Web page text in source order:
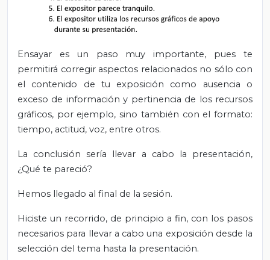
Ensayar es un paso muy importante, pues te
permitirá corregir aspectos relacionados no sólo con
el contenido de tu exposición como ausencia o
exceso de información y pertinencia de los recursos
gráficos, por ejemplo, sino también con el formato:
tiempo, actitud, voz, entre otros.
La conclusión sería llevar a cabo la presentación,
¿Qué te pareció?
Hemos llegado al final de la sesión.
Hiciste un recorrido, de principio a fin, con los pasos
necesarios para llevar a cabo una exposición desde la
selección del tema hasta la presentación.